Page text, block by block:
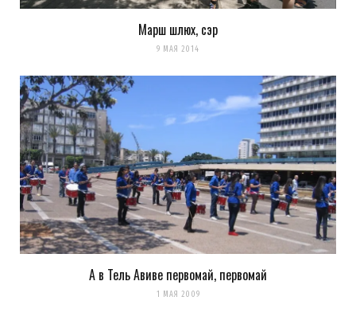
Марш шлюх, сэр
9 МАЯ 2014
А в Тель Авиве первомай, первомай
1 МАЯ 2009